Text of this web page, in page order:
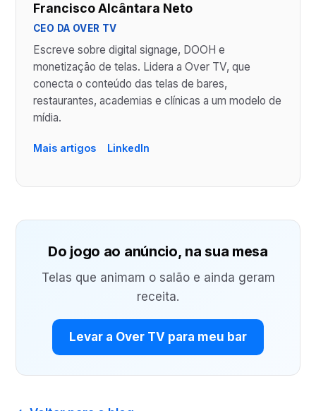
Francisco Alcântara Neto
CEO DA OVER TV
Escreve sobre digital signage, DOOH e
monetização de telas. Lidera a Over TV, que
conecta o conteúdo das telas de bares,
restaurantes, academias e clínicas a um modelo de
mídia.
Mais artigos LinkedIn
Do jogo ao anúncio, na sua mesa
Telas que animam o salão e ainda geram
receita.
Levar a Over TV para meu bar